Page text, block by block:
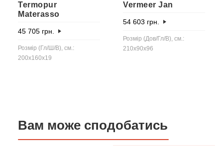
Termopur
Materasso
45 705 грн.
Розмір (Гл/Ш/В), см.:
200x160x19
Vermeer Jan
54 603 грн.
Розмір (Дов/Гл/В), см.:
210x90x96
Вам може сподобатись